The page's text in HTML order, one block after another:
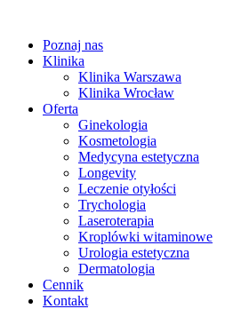
treści
Poznaj nas
Klinika
Klinika Warszawa
Klinika Wrocław
Oferta
Ginekologia
Kosmetologia
Medycyna estetyczna
Longevity
Leczenie otyłości
Trychologia
Laseroterapia
Kroplówki witaminowe
Urologia estetyczna
Dermatologia
Cennik
Kontakt